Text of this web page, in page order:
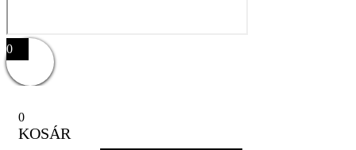
0
0
KOSÁR